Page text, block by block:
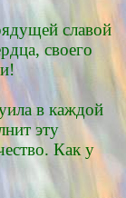
славой
своего
в каждой
эту
Как у